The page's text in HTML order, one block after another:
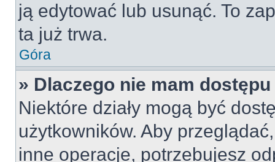
ją edytować lub usunąć. To
ta już trwa.
Góra
» Dlaczego nie mam dostępu
Niektóre działy mogą być
użytkowników. Aby
inne operacje, potrzebujesz